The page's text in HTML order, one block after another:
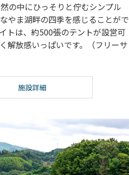
の中にひっそりと佇むシンプル
やま湖畔の四季を感じることがで
トは、約500張のテントが設営可
解放感いっぱいです。（フリーサ
施設詳細